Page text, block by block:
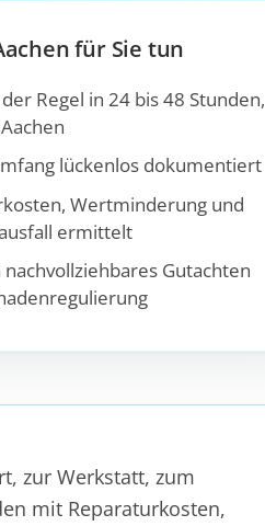
für Sie tun
Regel in 24 bis 48 Stunden,
lückenlos dokumentiert
Wertminderung und
ermittelt
nachvollziehbares Gutachten
zur Werkstatt, zum
mit Reparaturkosten,